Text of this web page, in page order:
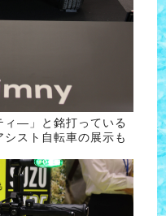
ィ―」と銘打っている
スト自転車の展示も